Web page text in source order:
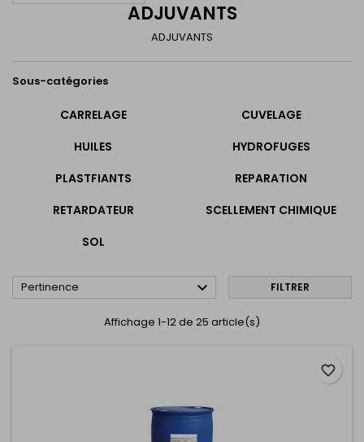
ADJUVANTS
ADJUVANTS
Sous-catégories
CARRELAGE
CUVELAGE
HUILES
HYDROFUGES
PLASTFIANTS
REPARATION
RETARDATEUR
SCELLEMENT CHIMIQUE
SOL
Pertinence  FILTRER
Affichage 1-12 de 25 article(s)
favorite_border